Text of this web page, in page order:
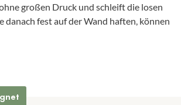
großen Druck und schleift die losen
fest auf der Wand haften, können